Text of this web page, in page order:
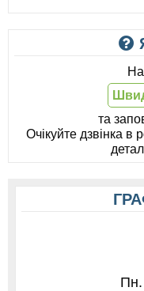
та
Очікуйте дзвінка в
Пн.